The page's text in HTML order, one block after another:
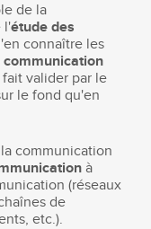
de la
l'étude des
connaître les
communication
valider par le
le fond qu'en
communication
à
(réseaux
de
etc.).